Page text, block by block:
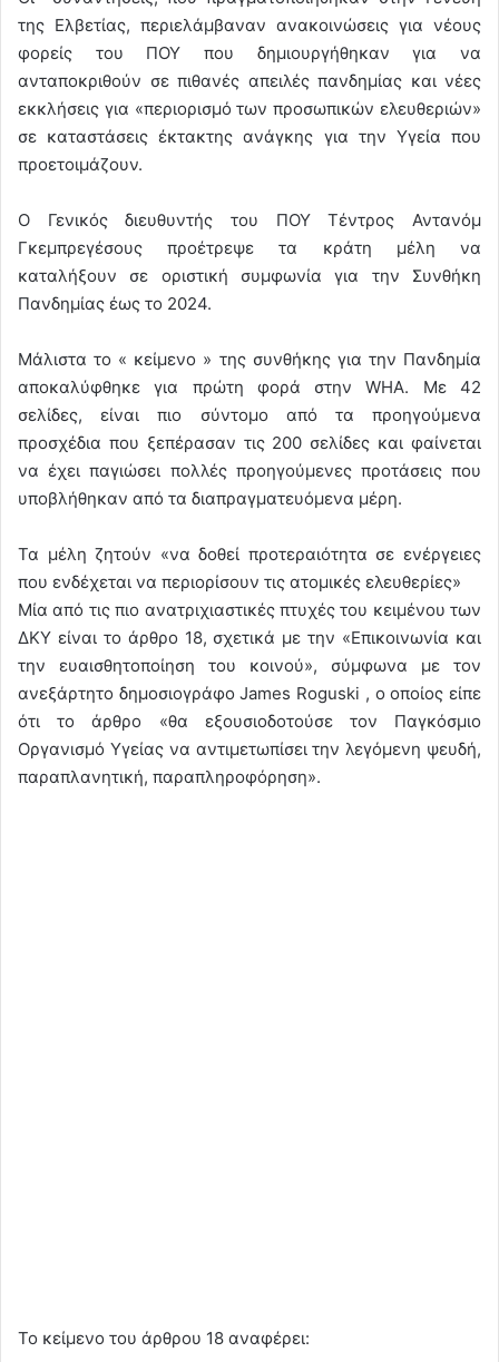
της Ελβετίας, περιελάμβαναν ανακοινώσεις για νέους
φορείς του ΠΟΥ που δημιουργήθηκαν για να
ανταποκριθούν σε πιθανές απειλές πανδημίας και νέες
εκκλήσεις για «περιορισμό των προσωπικών ελευθεριών»
σε καταστάσεις έκτακτης ανάγκης για την Υγεία που
προετοιμάζουν.
Ο Γενικός διευθυντής του ΠΟΥ Τέντρος Αντανόμ
Γκεμπρεγέσους προέτρεψε τα κράτη μέλη να
καταλήξουν σε οριστική συμφωνία για την Συνθήκη
Πανδημίας έως το 2024.
Μάλιστα το « κείμενο » της συνθήκης για την Πανδημία
αποκαλύφθηκε για πρώτη φορά στην WHA. Με 42
σελίδες, είναι πιο σύντομο από τα προηγούμενα
προσχέδια που ξεπέρασαν τις 200 σελίδες και φαίνεται
να έχει παγιώσει πολλές προηγούμενες προτάσεις που
υποβλήθηκαν από τα διαπραγματευόμενα μέρη.
Τα μέλη ζητούν «να δοθεί προτεραιότητα σε ενέργειες
που ενδέχεται να περιορίσουν τις ατομικές ελευθερίες»
Μία από τις πιο ανατριχιαστικές πτυχές του κειμένου των
ΔΚΥ είναι το άρθρο 18, σχετικά με την «Επικοινωνία και
την ευαισθητοποίηση του κοινού», σύμφωνα με τον
ανεξάρτητο δημοσιογράφο James Roguski , ο οποίος είπε
ότι το άρθρο «θα εξουσιοδοτούσε τον Παγκόσμιο
Οργανισμό Υγείας να αντιμετωπίσει την λεγόμενη ψευδή,
παραπλανητική, παραπληροφόρηση».
Το κείμενο του άρθρου 18 αναφέρει: